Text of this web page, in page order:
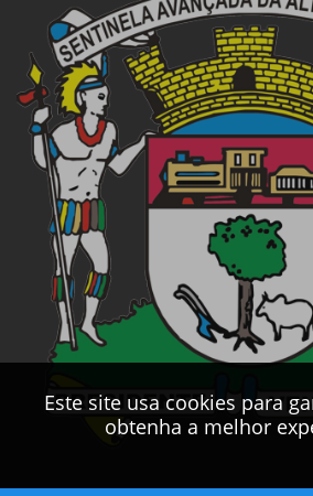
Este site usa cookies para
obtenha a melhor